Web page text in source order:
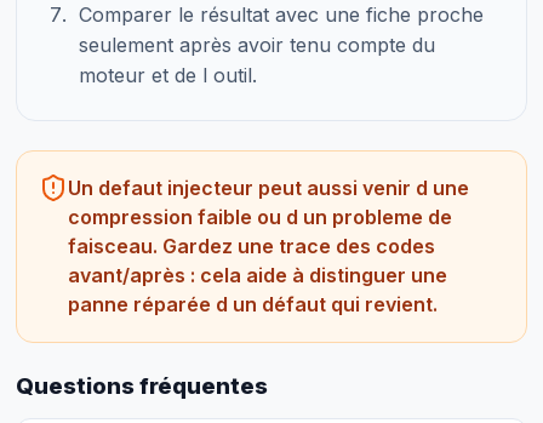
Comparer le résultat avec une fiche proche
seulement après avoir tenu compte du
moteur et de l outil.
Un defaut injecteur peut aussi venir d une
compression faible ou d un probleme de
faisceau. Gardez une trace des codes
avant/après : cela aide à distinguer une
panne réparée d un défaut qui revient.
Questions fréquentes